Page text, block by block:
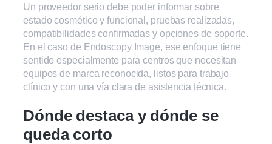
Un proveedor serio debe poder informar sobre
estado cosmético y funcional, pruebas realizadas,
compatibilidades confirmadas y opciones de soporte.
En el caso de Endoscopy Image, ese enfoque tiene
sentido especialmente para centros que necesitan
equipos de marca reconocida, listos para trabajo
clínico y con una vía clara de asistencia técnica.
Dónde destaca y dónde se
queda corto